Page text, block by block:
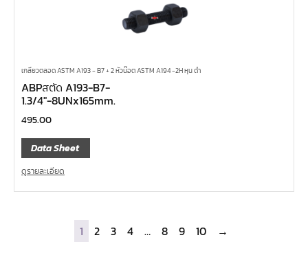
เกลียวตลอด ASTM A193 - B7 + 2 หัวน๊อต ASTM A194 -2H หุน ดำ
ABPสตัด A193-B7-
1.3/4″-8UNx165mm.
495.00
Data Sheet
ดูรายละเอียด
1 2 3 4 … 8 9 10 →